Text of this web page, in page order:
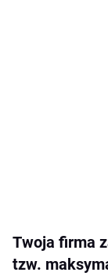
Twoja firma
tzw.